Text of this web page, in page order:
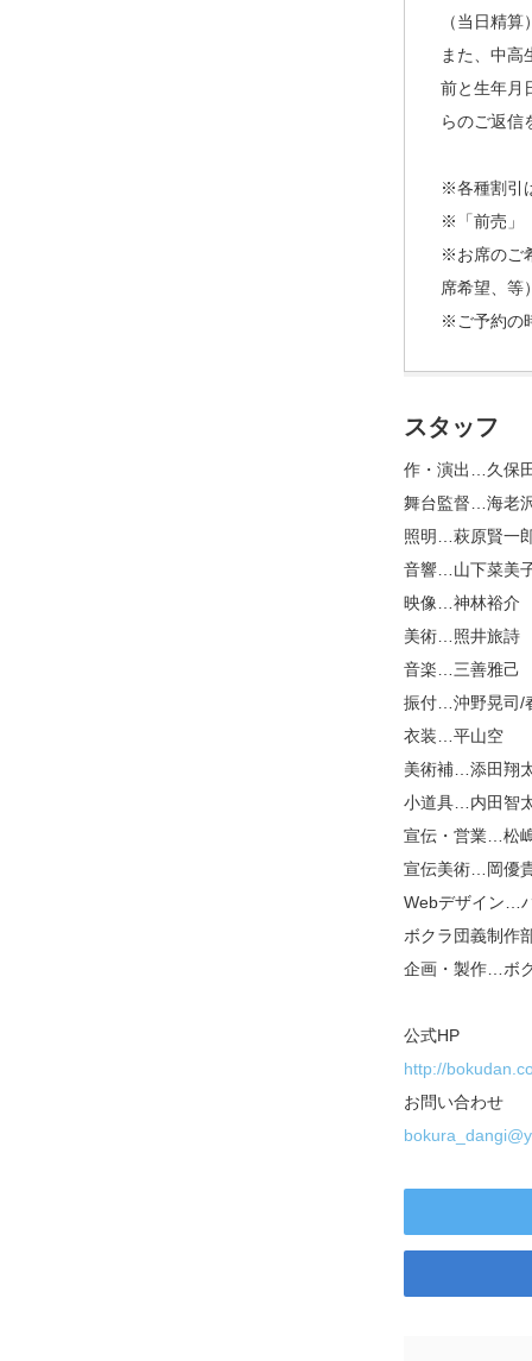
（当日精
また、中高
前と生年月
らのご返信
※各種割引
※「前売」
※お席のご
席希望、等
※ご予約の
スタッフ
作・演出…久保
舞台監督…海老
照明…萩原賢一
音響…山下菜美
映像…神林裕介
美術…照井旅詩
音楽…三善雅己
振付…沖野晃司/
衣装…平山空
美術補…添田翔
小道具…内田智
宣伝・営業…松
宣伝美術…岡優
Webデザイン…
ボクラ団義制作
企画・製作…ボ
公式HP
http://
お問い合わせ